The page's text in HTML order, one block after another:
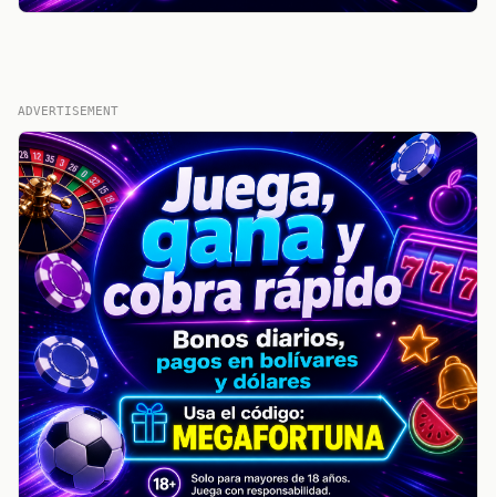
ADVERTISEMENT